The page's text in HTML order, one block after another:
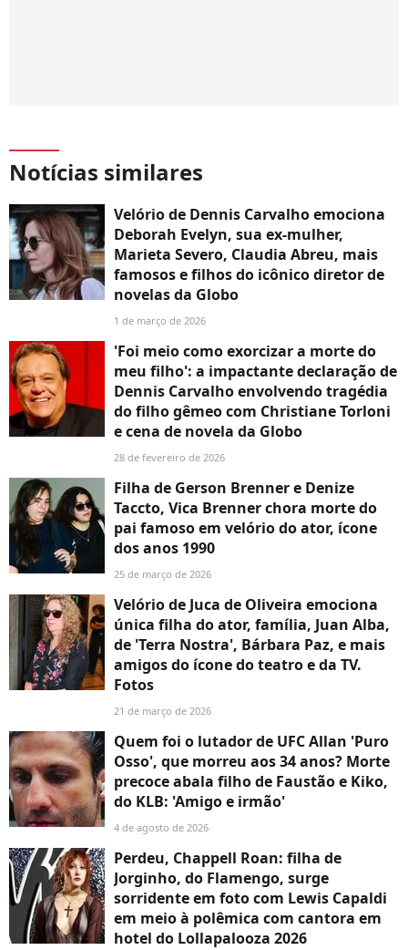
Notícias similares
Velório de Dennis Carvalho emociona
Deborah Evelyn, sua ex-mulher,
Marieta Severo, Claudia Abreu, mais
famosos e filhos do icônico diretor de
novelas da Globo
1 de março de 2026
'Foi meio como exorcizar a morte do
meu filho': a impactante declaração de
Dennis Carvalho envolvendo tragédia
do filho gêmeo com Christiane Torloni
e cena de novela da Globo
28 de fevereiro de 2026
Filha de Gerson Brenner e Denize
Taccto, Vica Brenner chora morte do
pai famoso em velório do ator, ícone
dos anos 1990
25 de março de 2026
Velório de Juca de Oliveira emociona
única filha do ator, família, Juan Alba,
de 'Terra Nostra', Bárbara Paz, e mais
amigos do ícone do teatro e da TV.
Fotos
21 de março de 2026
Quem foi o lutador de UFC Allan 'Puro
Osso', que morreu aos 34 anos? Morte
precoce abala filho de Faustão e Kiko,
do KLB: 'Amigo e irmão'
4 de agosto de 2026
Perdeu, Chappell Roan: filha de
Jorginho, do Flamengo, surge
sorridente em foto com Lewis Capaldi
em meio à polêmica com cantora em
hotel do Lollapalooza 2026